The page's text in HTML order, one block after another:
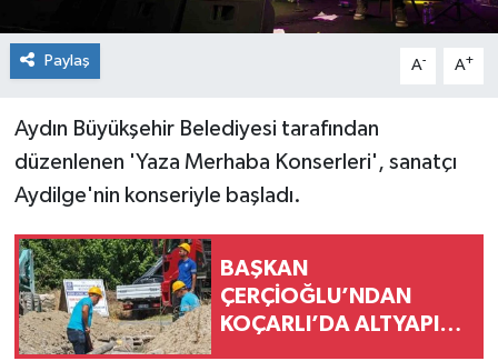
Paylaş A- A+
Aydın Büyükşehir Belediyesi tarafından
düzenlenen 'Yaza Merhaba Konserleri', sanatçı
Aydilge'nin konseriyle başladı.
BAŞKAN
ÇERÇİOĞLU’NDAN
KOÇARLI’DA ALTYAPI